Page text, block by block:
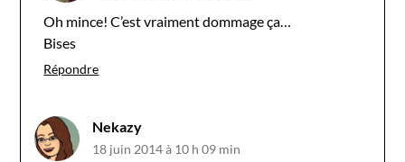
Oh mince! C’est vraiment dommage ça…
Bises
Répondre
Nekazy
18 juin 2014 à 10 h 09 min